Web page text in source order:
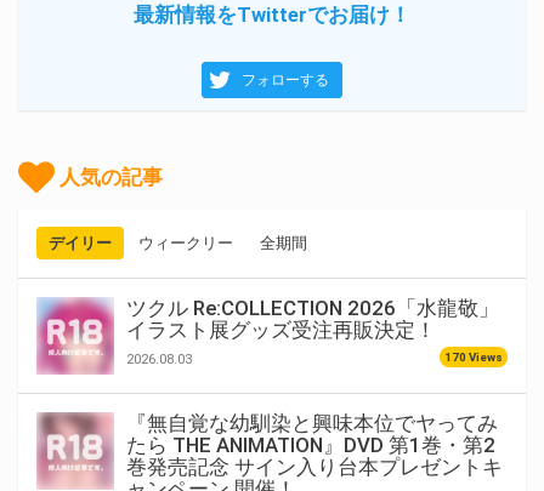
最新情報をTwitterでお届け！
フォローする
人気の記事
デイリー ウィークリー 全期間
ツクル Re:COLLECTION 2026「水龍敬」
イラスト展グッズ受注再販決定！
2026.08.03 170 Views
『無自覚な幼馴染と興味本位でヤってみ
たら THE ANIMATION』DVD 第1巻・第2
巻発売記念 サイン入り台本プレゼントキ